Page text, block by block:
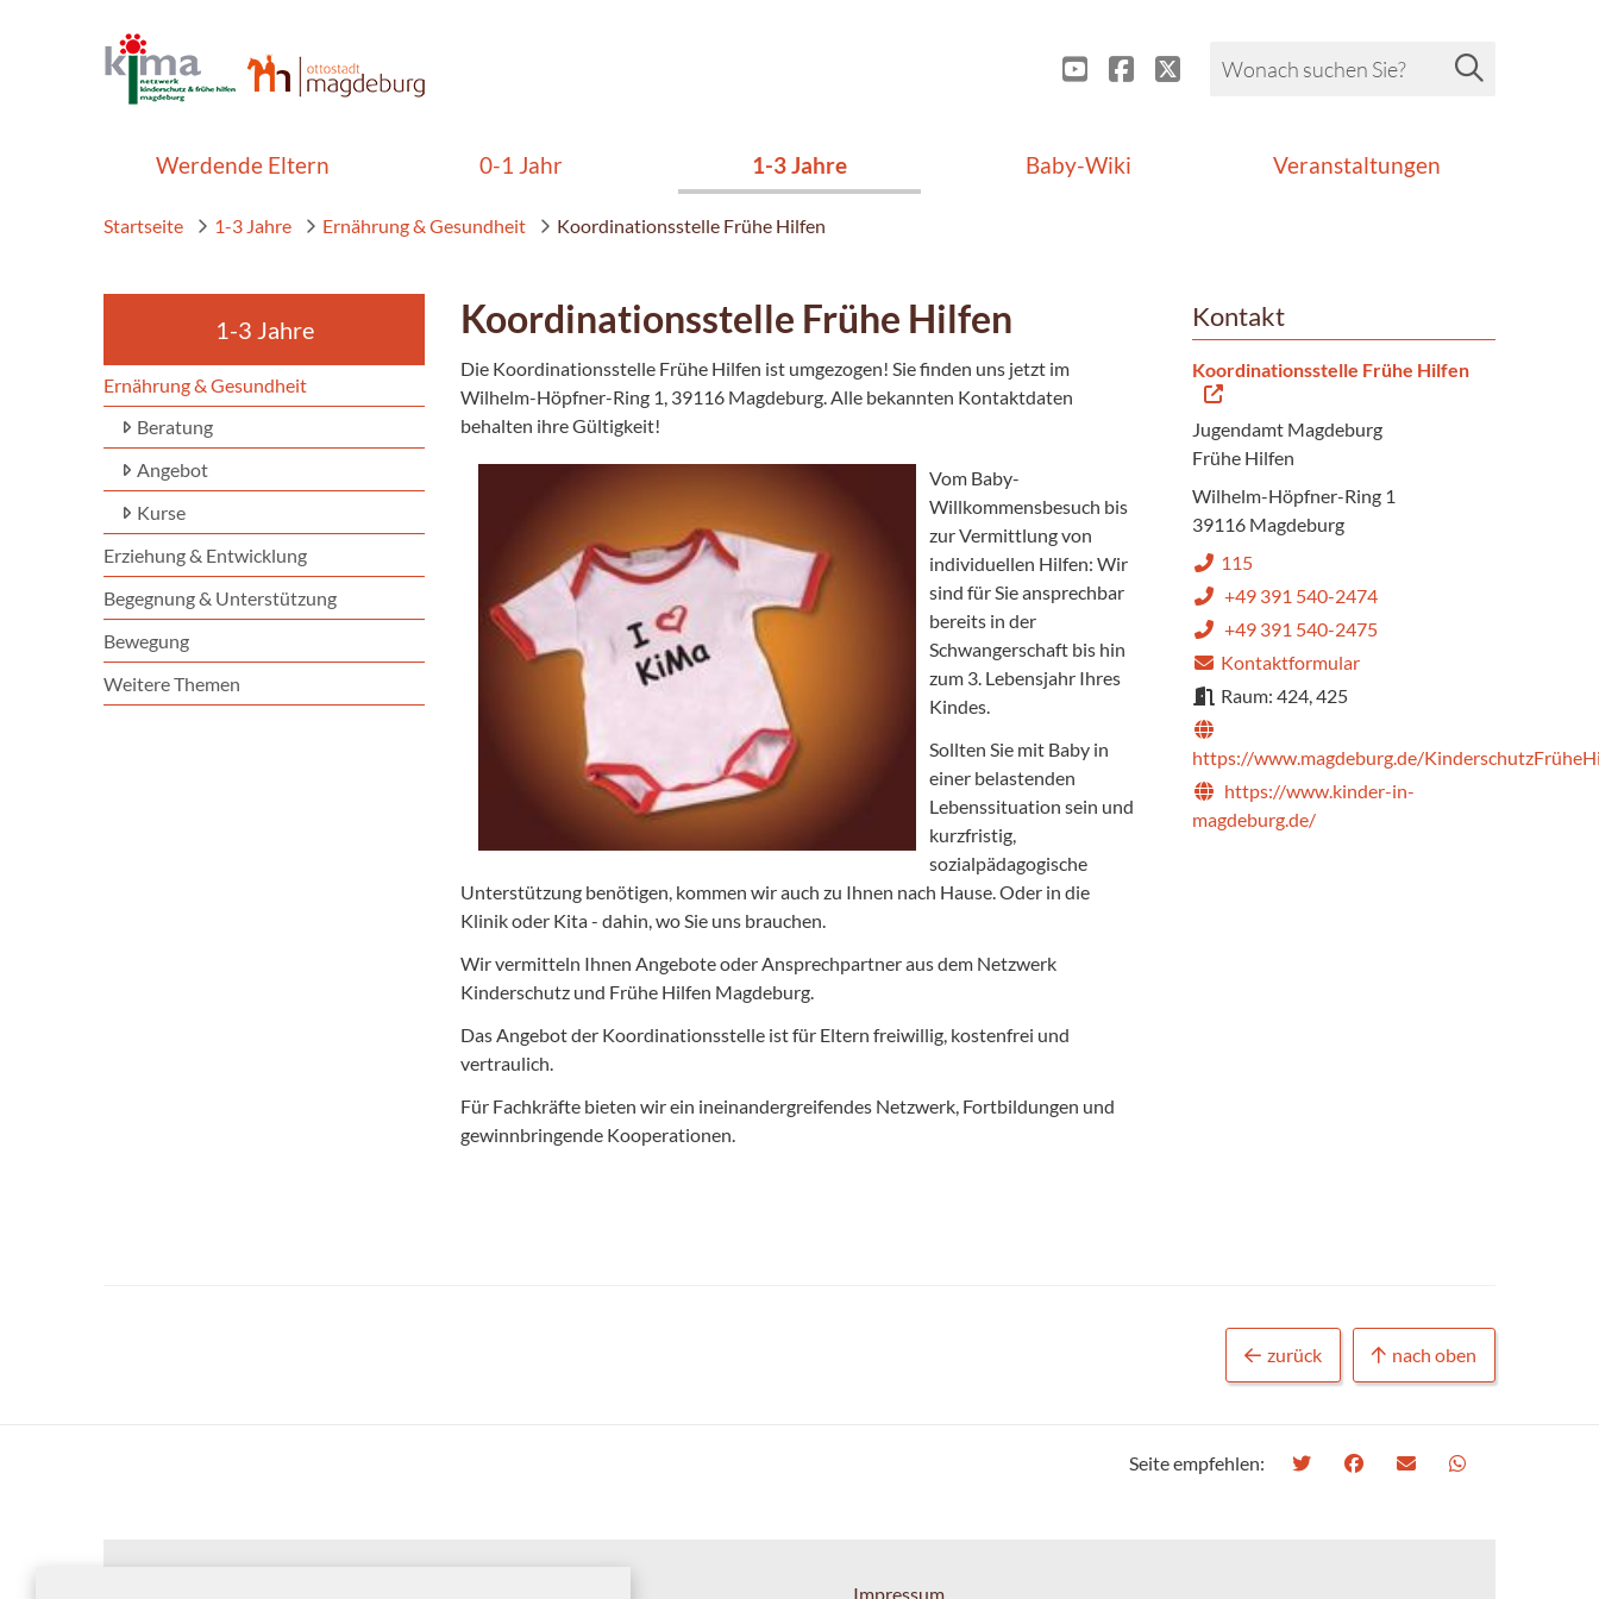
Werdende Eltern 0-1 Jahr 1-3 Jahre Baby-Wiki Veranstaltungen
Startseite 1-3 Jahre Ernährung & Gesundheit Koordinationsstelle Frühe Hilfen
1-3 Jahre
Ernährung & Gesundheit
Beratung
Angebot
Kurse
Erziehung & Entwicklung
Begegnung & Unterstützung
Bewegung
Weitere Themen
Koordinationsstelle Frühe Hilfen
Die Koordinationsstelle Frühe Hilfen ist umgezogen! Sie finden uns jetzt im
Wilhelm-Höpfner-Ring 1, 39116 Magdeburg. Alle bekannten Kontaktdaten
behalten ihre Gültigkeit!
Vom Baby-
Willkommensbesuch bis
zur Vermittlung von
individuellen Hilfen: Wir
sind für Sie ansprechbar
bereits in der
Schwangerschaft bis hin
zum 3. Lebensjahr Ihres
Kindes.
Sollten Sie mit Baby in
einer belastenden
Lebenssituation sein und
kurzfristig,
sozialpädagogische
Unterstützung benötigen, kommen wir auch zu Ihnen nach Hause. Oder in die
Klinik oder Kita - dahin, wo Sie uns brauchen.
Wir vermitteln Ihnen Angebote oder Ansprechpartner aus dem Netzwerk
Kinderschutz und Frühe Hilfen Magdeburg.
Das Angebot der Koordinationsstelle ist für Eltern freiwillig, kostenfrei und
vertraulich.
Für Fachkräfte bieten wir ein ineinandergreifendes Netzwerk, Fortbildungen und
gewinnbringende Kooperationen.
Kontakt
Koordinationsstelle Frühe Hilfen
Jugendamt Magdeburg
Frühe Hilfen
Wilhelm-Höpfner-Ring 1
39116 Magdeburg
115
+49 391 540-2474
+49 391 540-2475
Kontaktformular
Raum: 424, 425
https://www.magdeburg.de/
https://www.kinder-in-
magdeburg.de/
zurück nach oben
Seite empfehlen:
Impressum